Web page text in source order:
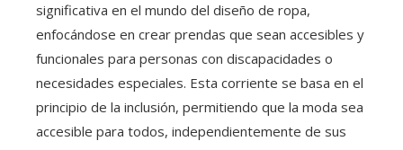
significativa en el mundo del diseño de ropa,
enfocándose en crear prendas que sean accesibles y
funcionales para personas con discapacidades o
necesidades especiales. Esta corriente se basa en el
principio de la inclusión, permitiendo que la moda sea
accesible para todos, independientemente de sus